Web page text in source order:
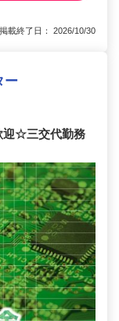
載終了日： 2026/10/30
ー
迎☆三交代勤務